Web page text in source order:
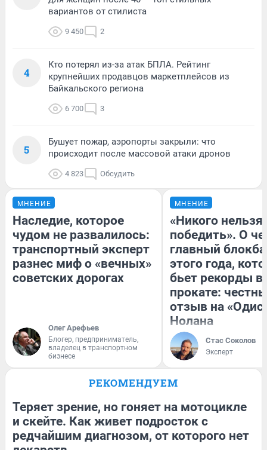
вариантов от стилиста
9 450 2
4
Кто потерял из-за атак БПЛА. Рейтинг
крупнейших продавцов маркетплейсов из
Байкальского региона
6 700 3
5
Бушует пожар, аэропорты закрыли: что
происходит после массовой атаки дронов
4 823 Обсудить
МНЕНИЕ
Наследие, которое
чудом не развалилось:
транспортный эксперт
разнес миф о «вечных»
советских дорогах
Олег Арефьев
Блогер, предприниматель,
владелец в транспортном
бизнесе
МНЕНИЕ
«Никого нельзя
победить». О
главный
этого года,
бьет рекорды в
прокате:
отзыв на
Нолана
Стас Соколов
Эксперт
РЕКОМЕНДУЕМ
Теряет зрение, но гоняет на мотоцикле
и скейте. Как живет подросток с
редчайшим диагнозом, от которого нет